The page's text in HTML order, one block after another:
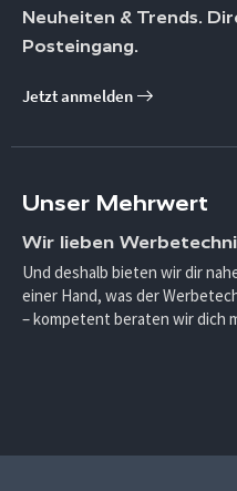
Neuheiten & Trends.
Posteingang.
Jetzt anmelden
Unser Mehrwert
Wir lieben
Und deshalb bieten wir dir
einer Hand, was der
– kompetent beraten wir dich